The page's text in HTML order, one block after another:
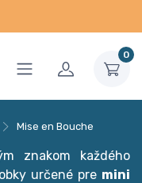
0
Mise en Bouche
znakom každého
určené pre mini